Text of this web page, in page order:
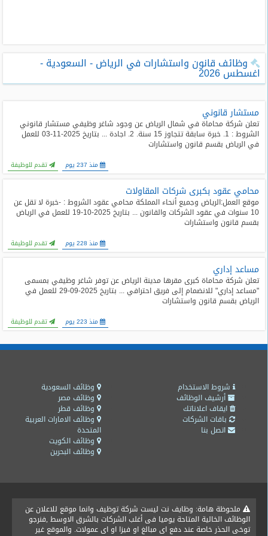
تصفح
الوظائف
وظائف
اليوم
وظائف
السعودية
وظائف
مصر
اليوم
حكومية
المدونة
وظائف قانون واستشارات في الرياض - السعودية -
اغسطس 2026
مستشار قانوني
‏تعلن شركة محاماة في شمال الرياض عن وجود شاغر وظيفي مستشار قانوني
الشروط : 1. خبرة سابقة تتجاوز 15 سنة. 2. اجادة ... بتاريخ 2025-11-03 للعمل
في الرياض بقسم قانون واستشارات
منذ 237 يوم تقدم للوظيفة
محامي عقود بكبرى شركات المقاولات
موقع العمل:الرياض وجميع أنحاء المملكة محامي عقود الشروط : -خبرة لا تقل عن
10 سنوات في عقود الشركات والقانون ... بتاريخ 2025-10-19 للعمل في الرياض
بقسم قانون واستشارات
منذ 228 يوم تقدم للوظيفة
مساعد إداري
تعلن شركة محاماة كبرى مقرها مدينة الرياض عن توفر شاغر وظيفي بمسمى
"مساعد إداري" للانضمام إلى فريق احترافي ... بتاريخ 2025-09-29 للعمل في
الرياض بقسم قانون واستشارات
منذ 223 يوم تقدم للوظيفة
وظائف السعودية
وظائف مصر
وظائف قطر
وظائف الامارات العربية
المتحدة
وظائف الكويت
وظائف البحرين
شروط الاستخدام
أرشيف الوظائف
ايقاف اعلاناتك
باقات الشركات
اتصل بنا
ملحوظة هامة: وظايف نت ليست شركة توظيف وانما موقع للاعلان عن
الوظائف الخالية المتاحة يوميا فى أغلب الشركات بالشرق الاوسط ,فنرجو
توخى الحذر خاصة عند دفع اى مبالغ او فيزا او اى عمولات. والموقع غير